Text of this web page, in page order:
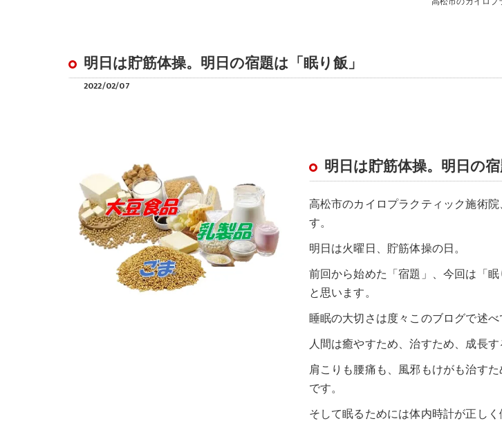
明日は貯筋体操。明日の宿題は「眠り飯」
2022/02/07
明日は貯筋体操。明日の
高松市のカイロプラクティック施術
す。
明日は火曜日、貯筋体操の日。
前回から始めた「宿題」、今回は「
と思います。
睡眠の大切さは度々このブログで述べ
人間は癒やすため、治すため、成長す
肩こりも腰痛も、風邪もけがも治す
です。
そして眠るためには体内時計が正しく